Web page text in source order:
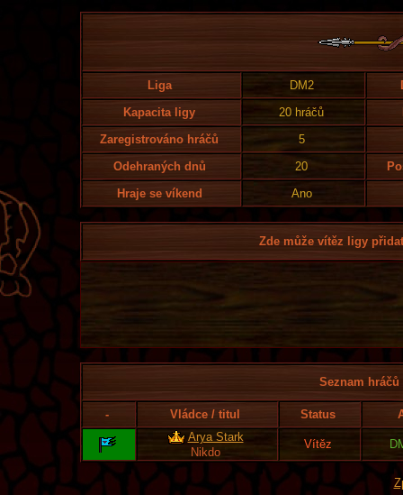
Liga DM2
Kapacita ligy
20 hráčů
Zaregistrováno hráčů
5
Odehraných dnů
20
Hraje se víkend
Ano
Zde může vítěz ligy
Seznam
- Vládce / titul Status
Arya Stark
Nikdo
Vítěz